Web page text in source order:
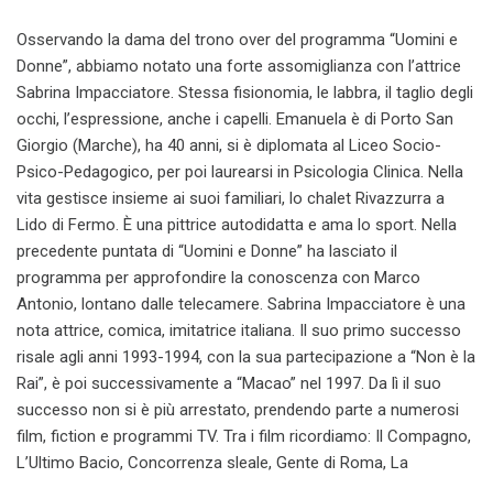
Osservando la dama del trono over del programma “Uomini e
Donne”, abbiamo notato una forte assomiglianza con l’attrice
Sabrina Impacciatore. Stessa fisionomia, le labbra, il taglio degli
occhi, l’espressione, anche i capelli. Emanuela è di Porto San
Giorgio (Marche), ha 40 anni, si è diplomata al Liceo Socio-
Psico-Pedagogico, per poi laurearsi in Psicologia Clinica. Nella
vita gestisce insieme ai suoi familiari, lo chalet Rivazzurra a
Lido di Fermo. È una pittrice autodidatta e ama lo sport. Nella
precedente puntata di “Uomini e Donne” ha lasciato il
programma per approfondire la conoscenza con Marco
Antonio, lontano dalle telecamere. Sabrina Impacciatore è una
nota attrice, comica, imitatrice italiana. Il suo primo successo
risale agli anni 1993-1994, con la sua partecipazione a “Non è la
Rai”, è poi successivamente a “Macao” nel 1997. Da lì il suo
successo non si è più arrestato, prendendo parte a numerosi
film, fiction e programmi TV. Tra i film ricordiamo: Il Compagno,
L’Ultimo Bacio, Concorrenza sleale, Gente di Roma, La